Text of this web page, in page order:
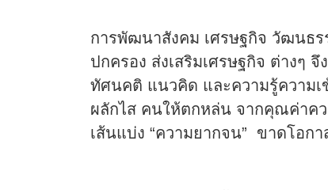
การพัฒนาสังคม เศรษฐกิจ วัฒนธร
ปกครอง ส่งเสริมเศรษฐกิจ ต่างๆ
ทัศนคติ แนวคิด และความรู้ความเ
ผลักไส คนให้ตกหล่น จากคุณค่าค
เส้นแบ่ง “ความยากจน” ขาดโอก